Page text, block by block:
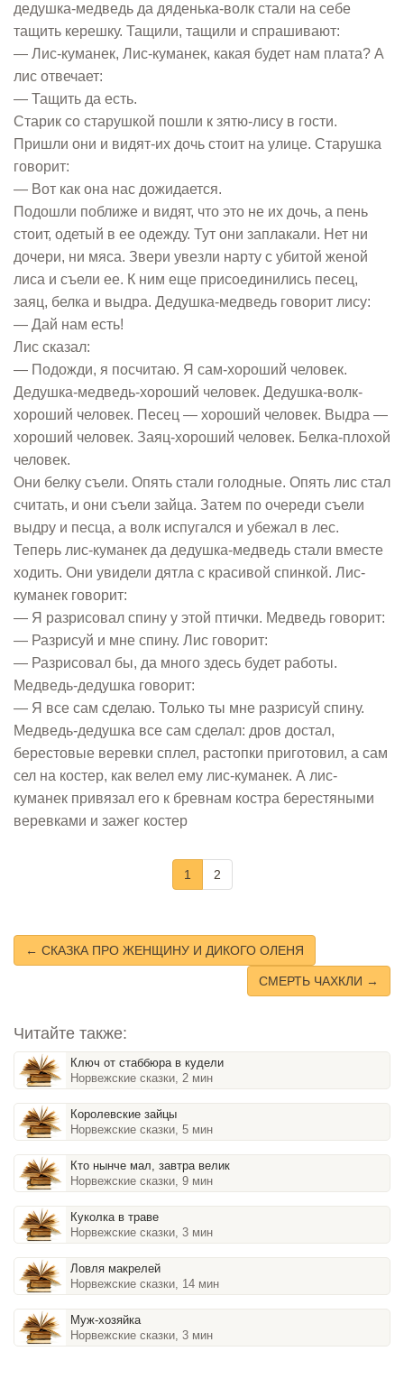
дедушка-медведь да дяденька-волк стали на себе
тащить керешку. Тащили, тащили и спрашивают:
— Лис-куманек, Лис-куманек, какая будет нам плата? А
лис отвечает:
— Тащить да есть.
Старик со старушкой пошли к зятю-лису в гости.
Пришли они и видят-их дочь стоит на улице. Старушка
говорит:
— Вот как она нас дожидается.
Подошли поближе и видят, что это не их дочь, а пень
стоит, одетый в ее одежду. Тут они заплакали. Нет ни
дочери, ни мяса. Звери увезли нарту с убитой женой
лиса и съели ее. К ним еще присоединились песец,
заяц, белка и выдра. Дедушка-медведь говорит лису:
— Дай нам есть!
Лис сказал:
— Подожди, я посчитаю. Я сам-хороший человек.
Дедушка-медведь-хороший человек. Дедушка-волк-
хороший человек. Песец — хороший человек. Выдра —
хороший человек. Заяц-хороший человек. Белка-плохой
человек.
Они белку съели. Опять стали голодные. Опять лис стал
считать, и они съели зайца. Затем по очереди съели
выдру и песца, а волк испугался и убежал в лес.
Теперь лис-куманек да дедушка-медведь стали вместе
ходить. Они увидели дятла с красивой спинкой. Лис-
куманек говорит:
— Я разрисовал спину у этой птички. Медведь говорит:
— Разрисуй и мне спину. Лис говорит:
— Разрисовал бы, да много здесь будет работы.
Медведь-дедушка говорит:
— Я все сам сделаю. Только ты мне разрисуй спину.
Медведь-дедушка все сам сделал: дров достал,
берестовые веревки сплел, растопки приготовил, а сам
сел на костер, как велел ему лис-куманек. А лис-
куманек привязал его к бревнам костра берестяными
веревками и зажег костер
1 2
← СКАЗКА ПРО ЖЕНЩИНУ И ДИКОГО ОЛЕНЯ
СМЕРТЬ ЧАХКЛИ →
Читайте также:
Ключ от стаббюра в кудели
Норвежские сказки, 2 мин
Королевские зайцы
Норвежские сказки, 5 мин
Кто нынче мал, завтра велик
Норвежские сказки, 9 мин
Куколка в траве
Норвежские сказки, 3 мин
Ловля макрелей
Норвежские сказки, 14 мин
Муж-хозяйка
Норвежские сказки, 3 мин